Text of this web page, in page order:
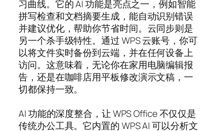
习曲线。它的 AI 功能是亮点之一，例如智能
拼写检查和文档摘要生成，能自动识别错误
并建议优化，帮助你节省时间。云同步则是
另一个杀手级特性。通过 WPS 云账号，你可
以将文件实时备份到云端，并在任何设备上
访问。这意味着，无论你在家用电脑编辑报
告，还是在咖啡店用平板修改演示文稿，一
切都保持一致。
AI 功能的深度整合，让 WPS Office 不仅仅是
传统办公工具。它内置的 WPS AI 可以分析文